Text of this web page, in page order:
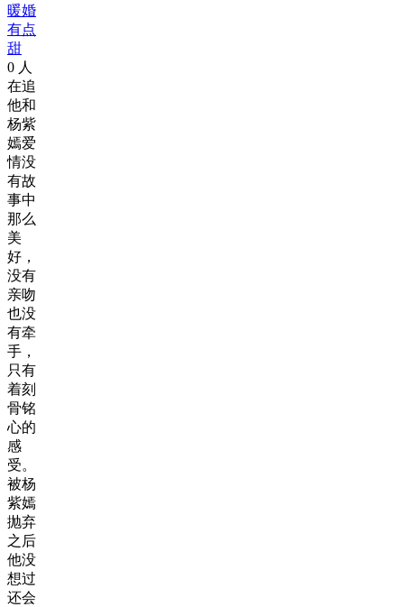
暖婚
有点
甜
0 人
在追
他和
杨紫
嫣爱
情没
有故
事中
那么
美
好，
没有
亲吻
也没
有牵
手，
只有
着刻
骨铭
心的
感
受。
被杨
紫嫣
抛弃
之后
他没
想过
还会